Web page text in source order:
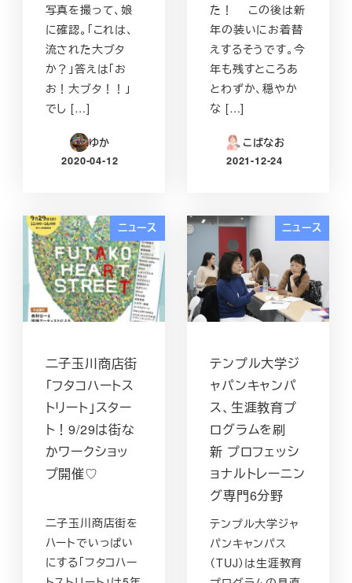
写真を撮って、娘
に確認。「これは、
流された大ブタ
か？」答えは「お
お！大ブタ！！」
でし […]
ゆか
投稿日
2020-04-12
た！ この後は新
年の装いにお着替
えするそうです。今
年も残すところあ
とわずか、穏やか
な […]
こばなお
投稿日
2021-12-24
ニュース
二子玉川商店街
「フタコハートス
トリート」スター
ト！9/29は街な
かワークショッ
プ開催♡
二子玉川商店街を
ハートでいっぱい
にする「フタコハー
ニュース
テンプル大学ジ
ャパンキャンパ
ス、生涯教育プ
ログラムを刷
新 プロフェッシ
ョナルトレーニン
グ専門6分野
テンプル大学ジャ
パンキャンパス
（TUJ）は生涯教育